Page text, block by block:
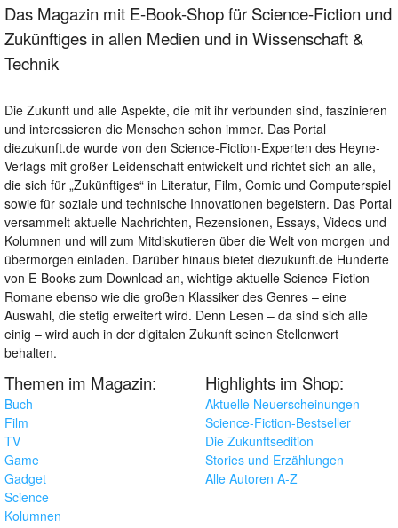
Das Magazin mit E-Book-Shop für Science-Fiction und
Zukünftiges in allen Medien und in Wissenschaft &
Technik
Die Zukunft und alle Aspekte, die mit ihr verbunden sind, faszinieren
und interessieren die Menschen schon immer. Das Portal
diezukunft.de wurde von den Science-Fiction-Experten des Heyne-
Verlags mit großer Leidenschaft entwickelt und richtet sich an alle,
die sich für „Zukünftiges“ in Literatur, Film, Comic und Computerspiel
sowie für soziale und technische Innovationen begeistern. Das Portal
versammelt aktuelle Nachrichten, Rezensionen, Essays, Videos und
Kolumnen und will zum Mitdiskutieren über die Welt von morgen und
übermorgen einladen. Darüber hinaus bietet diezukunft.de Hunderte
von E-Books zum Download an, wichtige aktuelle Science-Fiction-
Romane ebenso wie die großen Klassiker des Genres – eine
Auswahl, die stetig erweitert wird. Denn Lesen – da sind sich alle
einig – wird auch in der digitalen Zukunft seinen Stellenwert
behalten.
Themen im Magazin:
Buch
Film
TV
Game
Gadget
Science
Kolumnen
Highlights im Shop:
Aktuelle Neuerscheinungen
Science-Fiction-Bestseller
Die Zukunftsedition
Stories und Erzählungen
Alle Autoren A-Z